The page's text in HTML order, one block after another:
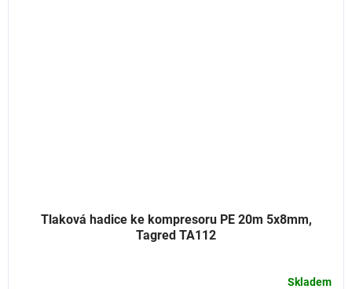
Tlaková hadice ke kompresoru PE 20m 5x8mm,
Tagred TA112
Skladem